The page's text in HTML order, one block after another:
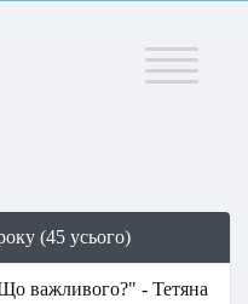
Меню
(45 усього)
важливого?" - Тетяна